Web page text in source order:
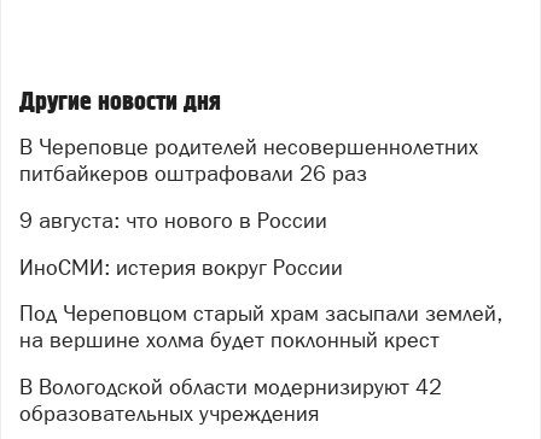
Другие новости дня
В Череповце родителей несовершеннолетних
питбайкеров оштрафовали 26 раз
9 августа: что нового в России
ИноСМИ: истерия вокруг России
Под Череповцом старый храм засыпали землей,
на вершине холма будет поклонный крест
В Вологодской области модернизируют 42
образовательных учреждения